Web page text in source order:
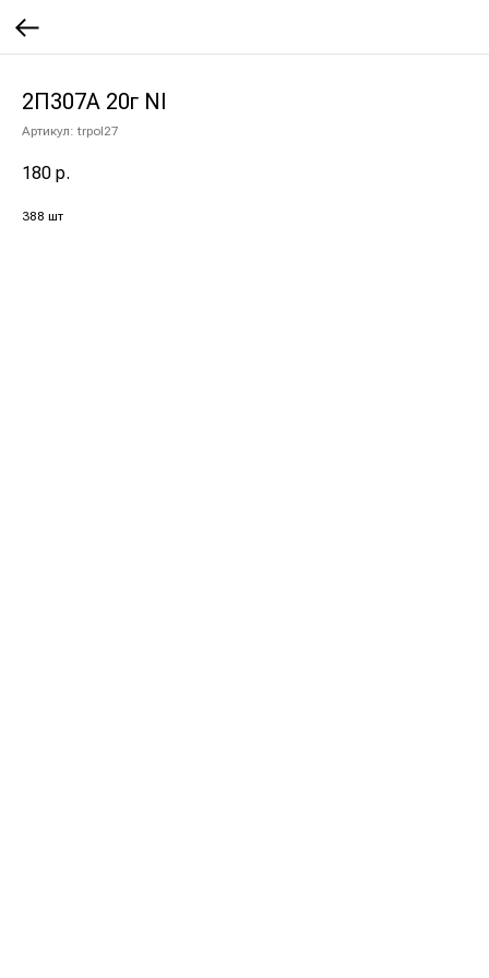
2П307А 20г NI
Артикул:trpol27
180 р.
388 шт